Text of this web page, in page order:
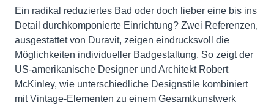
Ein radikal reduziertes Bad oder doch lieber eine bis ins
Detail durchkomponierte Einrichtung? Zwei Referenzen,
ausgestattet von Duravit, zeigen eindrucksvoll die
Möglichkeiten individueller Badgestaltung. So zeigt der
US-amerikanische Designer und Architekt Robert
McKinley, wie unterschiedliche Designstile kombiniert
mit Vintage-Elementen zu einem Gesamtkunstwerk